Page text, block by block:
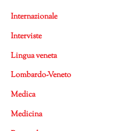
Internazionale
Interviste
Lingua veneta
Lombardo-Veneto
Medica
Medicina